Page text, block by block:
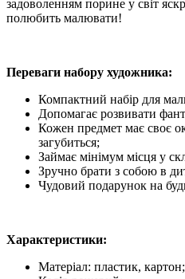
задоволенням порине у світ
полюбить малювати!
Переваги набору художника:
Компактний набір для
Допомагає розвивати
Кожен предмет має своє
загубиться;
Займає мінімум місця у
Зручно брати з собою в
Чудовий подарунок на
Характеристики:
Матеріал: пластик, картон;